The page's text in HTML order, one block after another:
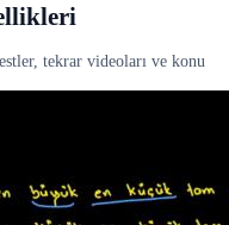
tekrar videoları ve konu